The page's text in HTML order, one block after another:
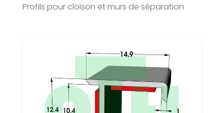
Profils pour cloison et murs de séparation